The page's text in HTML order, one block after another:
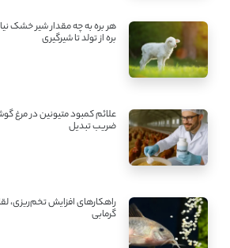
هر بره به چه مقدار شیر خشک
بره از تولد تا شیرگیری
علائم کمبود متیونین در مرغ
ضریب تبدیل
راهکارهای افزایش تخم‌ریزی،
گرمابی